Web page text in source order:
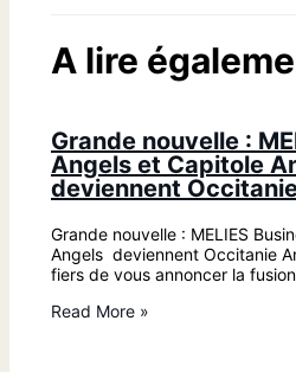
A lire
Grande nouvelle :
Angels et Capitole
deviennent
Grande nouvelle : MELIES
Angels deviennent Occitanie
fiers de vous annoncer la
Read More »